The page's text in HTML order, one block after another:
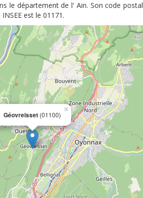
le département de l' Ain. Son code postal
est le 01171.
Géovreisset (01100)
×